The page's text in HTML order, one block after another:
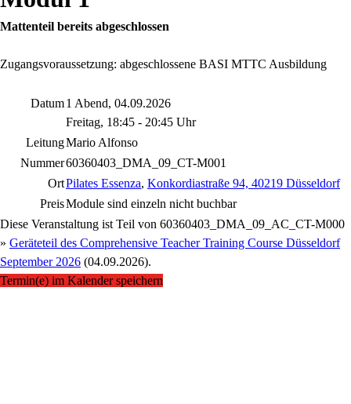
Mattenteil bereits abgeschlossen
Zugangsvoraussetzung: abgeschlossene BASI MTTC Ausbildung
Datum1 Abend, 04.09.2026
Freitag, 18:45 - 20:45 Uhr
LeitungMario Alfonso
Nummer60360403_DMA_09_CT-M001
OrtPilates Essenza, Konkordiastraße 94, 40219 Düsseldorf
PreisModule sind einzeln nicht buchbar
Diese Veranstaltung ist Teil von 60360403_DMA_09_AC_CT-M000
» Geräteteil des Comprehensive Teacher Training Course Düsseldorf
September 2026 (04.09.2026).
Termin(e) im Kalender speichern